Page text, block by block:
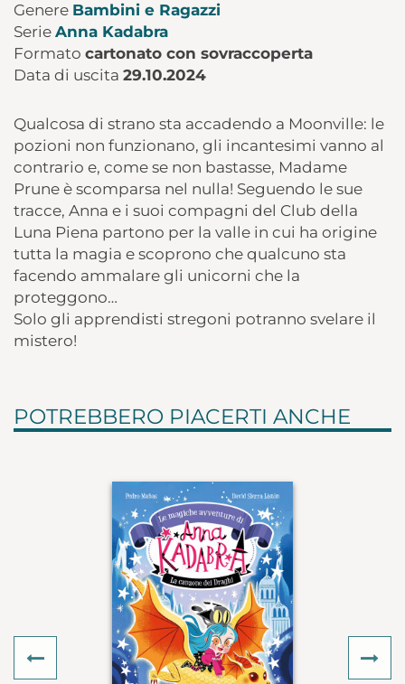
Genere Bambini e Ragazzi
Serie Anna Kadabra
Formato cartonato con sovraccoperta
Data di uscita 29.10.2024
Qualcosa di strano sta accadendo a Moonville: le
pozioni non funzionano, gli incantesimi vanno al
contrario e, come se non bastasse, Madame
Prune è scomparsa nel nulla! Seguendo le sue
tracce, Anna e i suoi compagni del Club della
Luna Piena partono per la valle in cui ha origine
tutta la magia e scoprono che qualcuno sta
facendo ammalare gli unicorni che la
proteggono…
Solo gli apprendisti stregoni potranno svelare il
mistero!
POTREBBERO PIACERTI ANCHE
Previous